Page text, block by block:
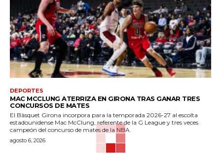
DEPORTES
MAC MCCLUNG ATERRIZA EN GIRONA TRAS GANAR TRES
CONCURSOS DE MATES
El Bàsquet Girona incorpora para la temporada 2026-27 al escolta
estadounidense Mac McClung, referente de la G League y tres veces
campeón del concurso de mates de la NBA.
agosto 6, 2026